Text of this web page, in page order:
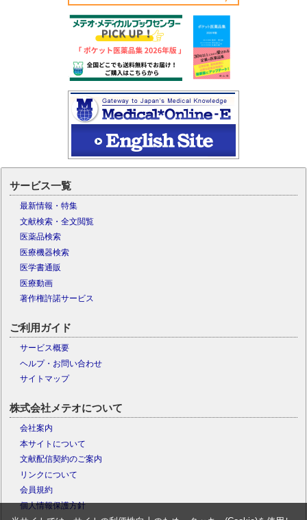
サービス一覧
最新情報・特集
文献検索・全文閲覧
医薬品検索
医療機器検索
医学書通販
医療動画
著作権許諾サービス
ご利用ガイド
サービス概要
ヘルプ・お問い合わせ
サイトマップ
株式会社メテオについて
会社案内
本サイトについて
文献配信契約のご案内
リンクについて
会員規約
個人情報保護方針